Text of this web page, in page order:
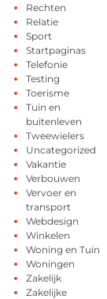
Rechten
Relatie
Sport
Startpaginas
Telefonie
Testing
Toerisme
Tuin en
buitenleven
Tweewielers
Uncategorized
Vakantie
Verbouwen
Vervoer en
transport
Webdesign
Winkelen
Woning en Tuin
Woningen
Zakelijk
Zakelijke